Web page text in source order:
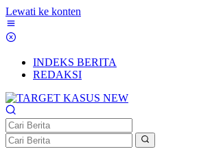
Lewati ke konten
INDEKS BERITA
REDAKSI